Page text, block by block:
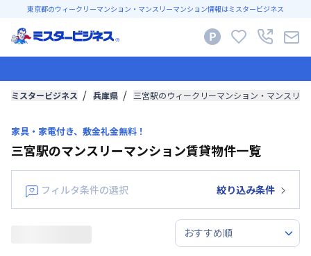
東京都のウィークリーマンション・マンスリーマンション情報はミスタービジネス
ミスタービジネス 兵庫県 三宮駅のウィークリーマンション・マンスリ
家具・家電付き、敷金礼金無料！
三宮駅のマンスリーマンション賃貸物件一覧
フィルタ条件の選択 絞り込み条件